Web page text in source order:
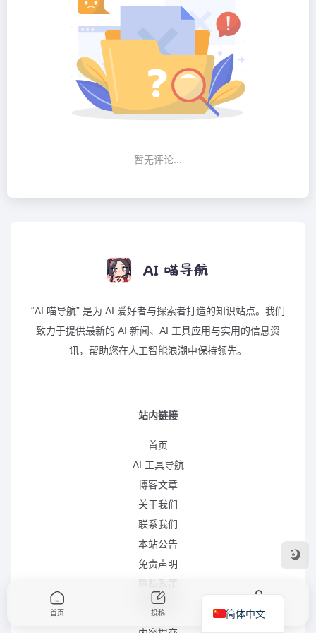
暂无评论...
“AI 喵导航” 是为 AI 爱好者与探索者打造的知识站点。我们
致力于提供最新的 AI 新闻、AI 工具应用与实用的信息资
讯，帮助您在人工智能浪潮中保持领先。
站内链接
首页
AI 工具导航
博客文章
关于我们
联系我们
本站公告
免责声明
内容提交
首页 投稿 我的
简体中文